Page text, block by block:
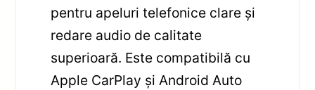
pentru apeluri telefonice clare și
redare audio de calitate
superioară. Este compatibilă cu
Apple CarPlay și Android Auto